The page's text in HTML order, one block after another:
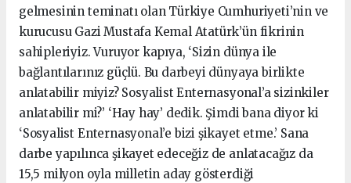
gelmesinin teminatı olan Türkiye Cumhuriyeti’nin ve
kurucusu Gazi Mustafa Kemal Atatürk’ün fikrinin
sahipleriyiz. Vuruyor kapıya, ‘Sizin dünya ile
bağlantılarınız güçlü. Bu darbeyi dünyaya birlikte
anlatabilir miyiz? Sosyalist Enternasyonal’a sizinkiler
anlatabilir mi?’ ‘Hay hay’ dedik. Şimdi bana diyor ki
‘Sosyalist Enternasyonal’e bizi şikayet etme.’ Sana
darbe yapılınca şikayet edeceğiz de anlatacağız da
15,5 milyon oyla milletin aday gösterdiği